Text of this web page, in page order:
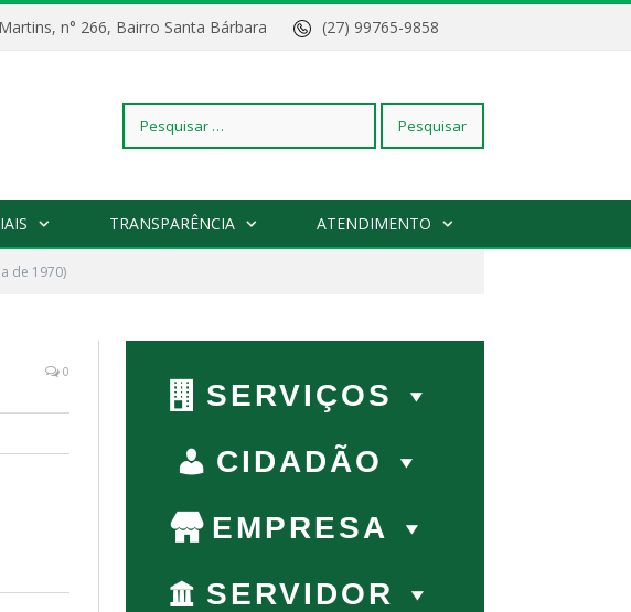
n° 266, Bairro Santa Bárbara (27) 99765-9858
Pesquisar
TRANSPARÊNCIA ATENDIMENTO
de 1970)
0
SERVIÇOS
CIDADÃO
EMPRESA
SERVIDOR